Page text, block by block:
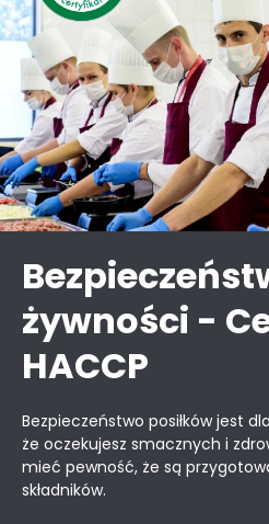
żywności -
HACCP
Bezpieczeństwo posiłków jest
że oczekujesz smacznych i
mieć pewność, że są
składników.